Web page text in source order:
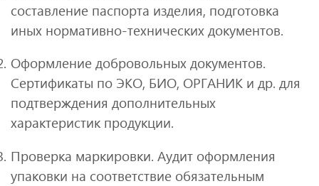
составление паспорта изделия, подготовка
иных нормативно-технических документов.
Оформление добровольных документов.
Сертификаты по ЭКО, БИО, ОРГАНИК и др. для
подтверждения дополнительных
характеристик продукции.
Проверка маркировки. Аудит оформления
упаковки на соответствие обязательным